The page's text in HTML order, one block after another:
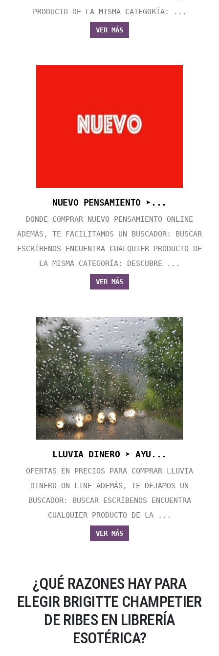
PRODUCTO DE LA MISMA CATEGORÍA: ...
VER MÁS
NUEVO PENSAMIENTO ➤...
DONDE COMPRAR NUEVO PENSAMIENTO ONLINE
ADEMÁS, TE FACILITAMOS UN BUSCADOR: BUSCAR
ESCRÍBENOS ENCUENTRA CUALQUIER PRODUCTO DE
LA MISMA CATEGORÍA: DESCUBRE ...
VER MÁS
LLUVIA DINERO ➤ AYU...
OFERTAS EN PRECIOS PARA COMPRAR LLUVIA
DINERO ON-LINE ADEMÁS, TE DEJAMOS UN
BUSCADOR: BUSCAR ESCRÍBENOS ENCUENTRA
CUALQUIER PRODUCTO DE LA ...
VER MÁS
¿QUÉ RAZONES HAY PARA
ELEGIR BRIGITTE CHAMPETIER
DE RIBES EN LIBRERÍA
ESOTÉRICA?